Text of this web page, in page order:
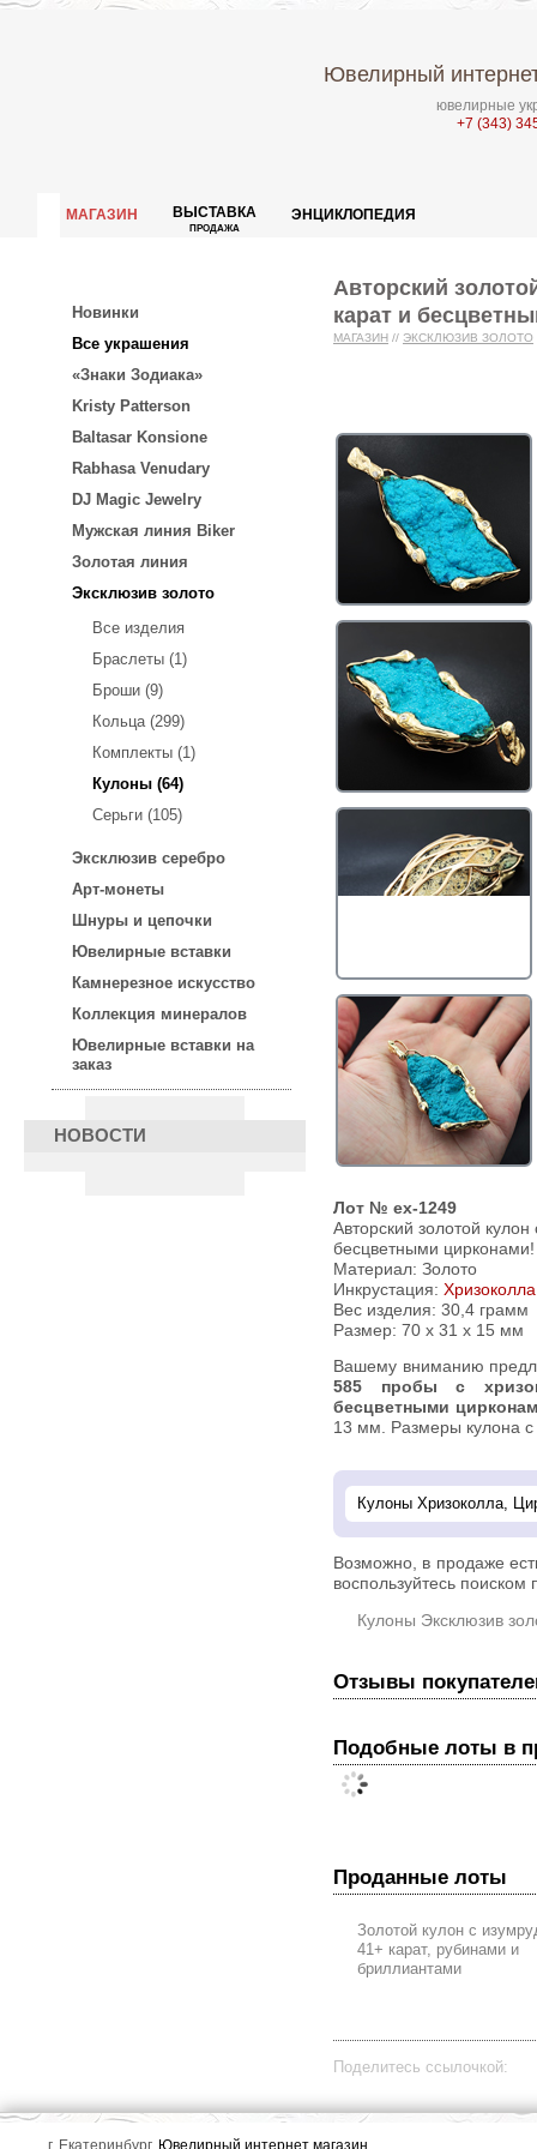
Ювелирный
ювелирные
+7 (343)
МАГАЗИН ВЫСТАВКА
ПРОДАЖА
ЭНЦИКЛОПЕДИЯ
Новинки
Все украшения
«Знаки Зодиака»
Kristy Patterson
Baltasar Konsione
Rabhasa Venudary
DJ Magic Jewelry
Мужская линия Biker
Золотая линия
Эксклюзив золото
Все изделия
Браслеты (1)
Броши (9)
Кольца (299)
Комплекты (1)
Кулоны (64)
Серьги (105)
Эксклюзив серебро
Арт-монеты
Шнуры и цепочки
Ювелирные вставки
Камнерезное искусство
Коллекция минералов
Ювелирные вставки на
заказ
НОВОСТИ
Авторский
карат и
МАГАЗИН // ЭКСКЛЮЗИВ ЗОЛОТО
Лот № ex-1249
Авторский золотой
бесцветными цирконами!
Материал: Золото
Инкрустация: Хризоколла
Вес изделия: 30,4 грамм
Размер: 70 х 31 х 15 мм
Вашему вниманию
585 пробы с
бесцветными
13 мм. Размеры кулона с
Возможно, в продаже
воспользуйтесь поиском
Кулоны Эксклюзив
Отзывы
Подобные лоты в
Проданные лоты
Золотой кулон с
41+ карат, рубинами и
бриллиантами
Поделитесь ссылочкой:
г. Екатеринбург, Ювелирный интернет магазин